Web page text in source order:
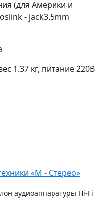
(для Америки и
- jack3.5mm
1.37 кг, питание 220В
аудиоаппаратуры Hi-Fi